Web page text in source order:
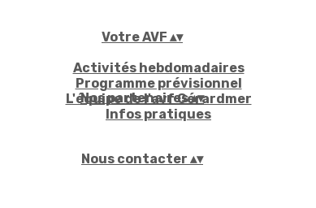
Votre AVF ▴▾
Activités hebdomadaires
Programme prévisionnel
L'équipe de l'avf Gérardmer
Infos pratiques
Nos partenaires▴▾
Nous contacter ▴▾